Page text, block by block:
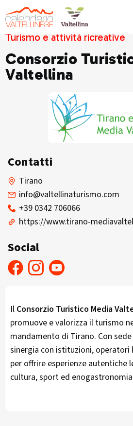
Turismo e attività ricreative
Consorzio
Valtellina
Contatti
Tirano
info@valtellinaturismo.com
+39 0342 706066
https://www.tirano-
Social
Il Consorzio Turistico Media
promuove e valorizza il turismo
mandamento di Tirano. Con
sinergia con istituzioni, operatori
per offrire esperienze autentiche
cultura, sport ed